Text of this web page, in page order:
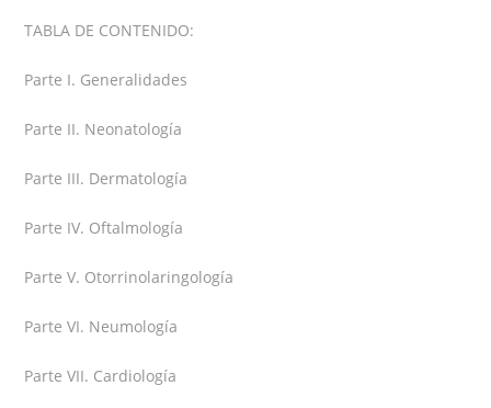
TABLA DE CONTENIDO:
Parte I. Generalidades
Parte II. Neonatología
Parte III. Dermatología
Parte IV. Oftalmología
Parte V. Otorrinolaringología
Parte VI. Neumología
Parte VII. Cardiología